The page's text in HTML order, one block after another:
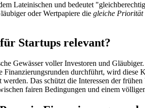
Lateinischen und bedeutet
oder Wertpapiere die gleiche Priorität
Startups relevant?
Gewässer voller Investoren und
Finanzierungsrunden durchführt, wird diese
Das schützt die Interessen der
fairen Bedingungen und einem